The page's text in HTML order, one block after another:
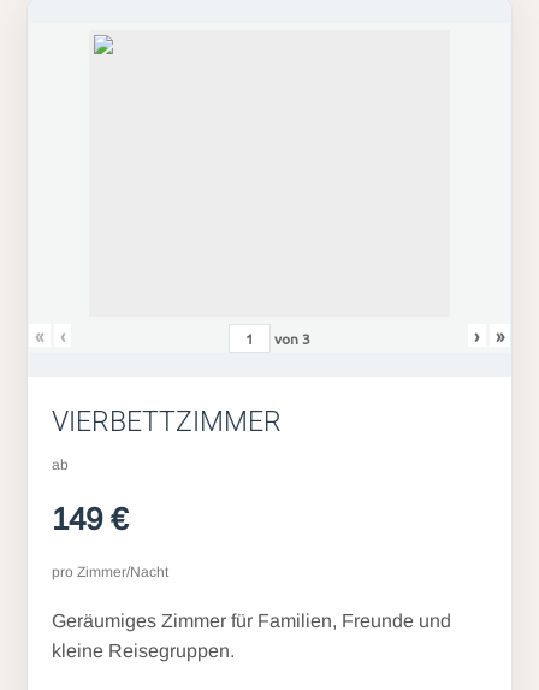
« ‹ von3 › »
VIERBETTZIMMER
ab
149 €
pro Zimmer/Nacht
Geräumiges Zimmer für Familien, Freunde und
kleine Reisegruppen.